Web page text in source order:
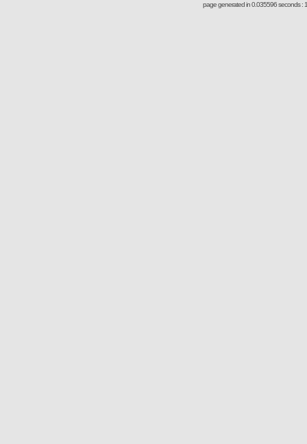
page generated in 0.035596 seconds :